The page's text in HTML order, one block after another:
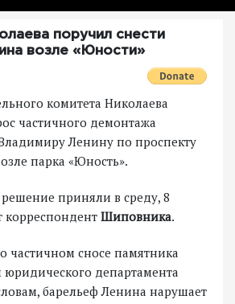
поручил снести
возле «Юности»
комитета Николаева
частичного демонтажа
Ленину по проспекту
парка «Юность».
приняли в среду, 8
корреспондент Шиповника.
частичном сносе памятника
департамента
барельеф Ленина нарушает